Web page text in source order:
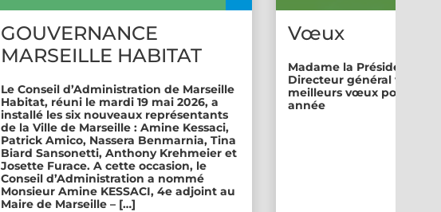
GOUVERNANCE
MARSEILLE HABITAT
Le Conseil d’Administration de Marseille
Habitat, réuni le mardi 19 mai 2026, a
installé les six nouveaux représentants
de la Ville de Marseille : Amine Kessaci,
Patrick Amico, Nassera Benmarnia, Tina
Biard Sansonetti, Anthony Krehmeier et
Josette Furace. A cette occasion, le
Conseil d’Administration a nommé
Monsieur Amine KESSACI, 4e adjoint au
Maire de Marseille – […]
Vœux
Madame la Présidente et
Directeur général vous
meilleurs vœux pour
année